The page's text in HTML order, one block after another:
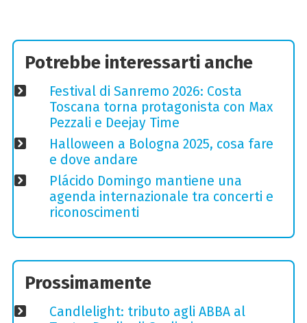
Potrebbe interessarti anche
Festival di Sanremo 2026: Costa
Toscana torna protagonista con Max
Pezzali e Deejay Time
Halloween a Bologna 2025, cosa fare
e dove andare
Plácido Domingo mantiene una
agenda internazionale tra concerti e
riconoscimenti
Prossimamente
Candlelight: tributo agli ABBA al